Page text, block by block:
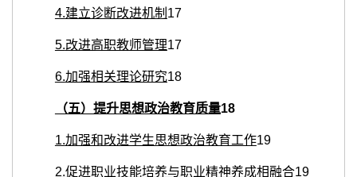
4.建立诊断改进机制 17
5.改进高职教师管理17
6.加强相关理论研究18
（五）提升思想政治教育质量18
1.加强和改进学生思想政治教育工作19
2.促进职业技能培养与职业精神养成相融合19